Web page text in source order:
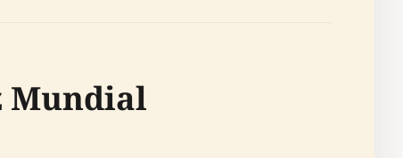
Mundial